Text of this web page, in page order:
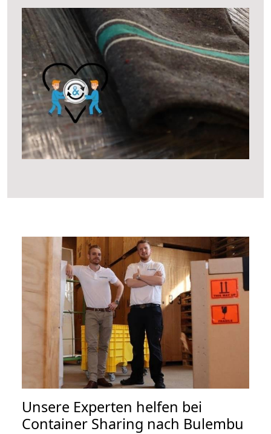
Unsere Experten helfen bei
Container Sharing nach Bulembu